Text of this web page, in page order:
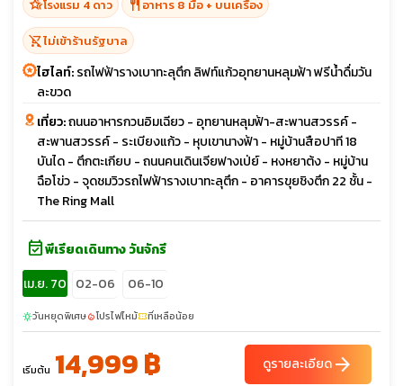
hotel_classโรงแรม 4 ดาว restaurant อาหาร 8 มื้อ + บนเครื่อง
shopping_cart_offไม่เข้าร้านรัฐบาล
ไฮไลท์:รถไฟฟ้ารางเบาทะลุตึก ลิฟท์แก้วอุทยานหลุมฟ้า ฟรีน้ำดื่มวัน
ละขวด
เที่ยว:ถนนอาหารกวนอิมเฉียว - อุทยานหลุมฟ้า-สะพานสวรรค์ -
สะพานสวรรค์ - ระเบียงแก้ว - หุบเขานางฟ้า - หมู่บ้านสือปาที 18
บันได - ตึกตะเกียบ - ถนนคนเดินเจียฟางเป่ย์ - หงหยาต้ง - หมู่บ้าน
ฉือโข่ว - จุดชมวิวรถไฟฟ้ารางเบาทะลุตึก - อาคารขุยชิงตึก 22 ชั้น -
The Ring Mall
event_availableพีเรียดเดินทาง วันจักรี
เม.ย. 70 02-06 06-10
sunnyวันหยุดพิเศษlocal_fire_departmentโปรไฟไหม้confirmation_numberที่เหลือน้อย
เริ่มต้น 14,999 ฿ ดูรายละเอียดarrow_forward